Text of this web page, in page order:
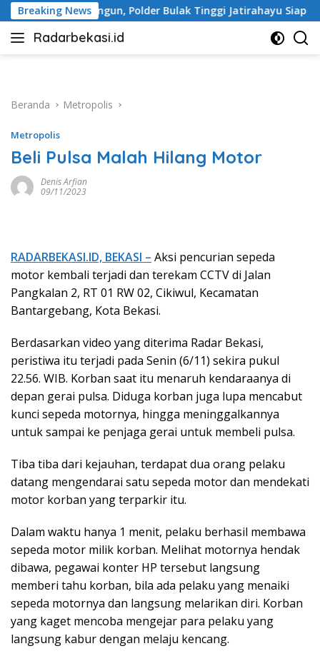
Langsung
ke
konten
Breaking News
Bulak Tinggi Jatirahayu Siap Hadapi Musim Hujan
Radarbekasi.id
Berita
Beranda
Metropolis
Metropolis
Beli Pulsa Malah Hilang Motor
Denis Arfian
09/11/2023
RADARBEKASI.ID, BEKASI – Aksi pencurian sepeda
motor kembali terjadi dan terekam CCTV di Jalan
Pangkalan 2, RT 01 RW 02, Cikiwul, Kecamatan
Bantargebang, Kota Bekasi.
Berdasarkan video yang diterima Radar Bekasi,
peristiwa itu terjadi pada Senin (6/11) sekira pukul
22.56. WIB. Korban saat itu menaruh kendaraanya di
depan gerai pulsa. Diduga korban juga lupa mencabut
kunci sepeda motornya, hingga meninggalkannya
untuk sampai ke penjaga gerai untuk membeli pulsa.
Tiba tiba dari kejauhan, terdapat dua orang pelaku
datang mengendarai satu sepeda motor dan mendekati
motor korban yang terparkir itu.
Dalam waktu hanya 1 menit, pelaku berhasil membawa
sepeda motor milik korban. Melihat motornya hendak
dibawa, pegawai konter HP tersebut langsung
memberi tahu korban, bila ada pelaku yang menaiki
sepeda motornya dan langsung melarikan diri. Korban
yang kaget mencoba mengejar para pelaku yang
langsung kabur dengan melaju kencang.